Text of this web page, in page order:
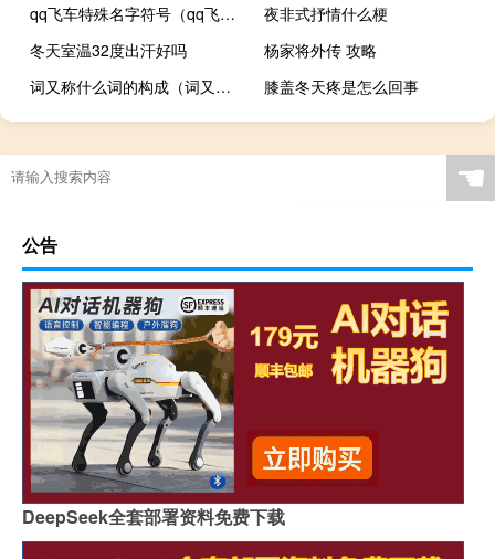
qq飞车特殊名字符号（qq飞车名字合法符号）
夜非式抒情什么梗
冬天室温32度出汗好吗
杨家将外传 攻略
词又称什么词的构成（词又称什么词）
膝盖冬天疼是怎么回事
☚
公告
DeepSeek全套部署资料免费下载